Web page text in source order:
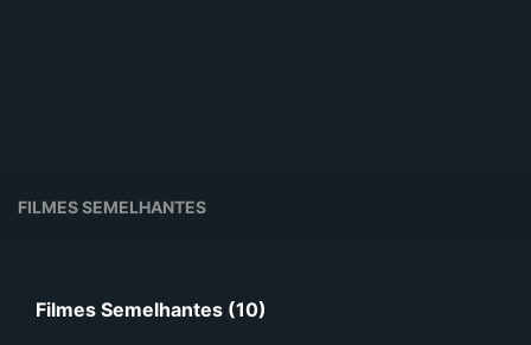
FILMES SEMELHANTES
Filmes Semelhantes (10)